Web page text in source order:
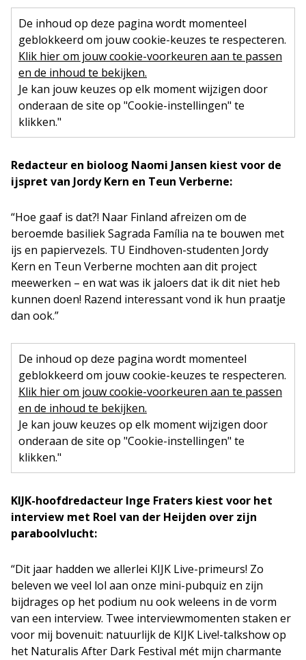
De inhoud op deze pagina wordt momenteel
geblokkeerd om jouw cookie-keuzes te respecteren.
Klik hier om jouw cookie-voorkeuren aan te passen
en de inhoud te bekijken.
Je kan jouw keuzes op elk moment wijzigen door
onderaan de site op "Cookie-instellingen" te
klikken."
Redacteur en bioloog Naomi Jansen kiest voor de
ijspret van Jordy Kern en Teun Verberne:
“Hoe gaaf is dat?! Naar Finland afreizen om de
beroemde basiliek Sagrada Família na te bouwen met
ijs en papiervezels. TU Eindhoven-studenten Jordy
Kern en Teun Verberne mochten aan dit project
meewerken – en wat was ik jaloers dat ik dit niet heb
kunnen doen! Razend interessant vond ik hun praatje
dan ook.”
De inhoud op deze pagina wordt momenteel
geblokkeerd om jouw cookie-keuzes te respecteren.
Klik hier om jouw cookie-voorkeuren aan te passen
en de inhoud te bekijken.
Je kan jouw keuzes op elk moment wijzigen door
onderaan de site op "Cookie-instellingen" te
klikken."
KIJK-hoofdredacteur Inge Fraters kiest voor het
interview met Roel van der Heijden over zijn
paraboolvlucht:
“Dit jaar hadden we allerlei KIJK Live-primeurs! Zo
beleven we veel lol aan onze mini-pubquiz en zijn
bijdrages op het podium nu ook weleens in de vorm
van een interview. Twee interviewmomenten staken er
voor mij bovenuit: natuurlijk de KIJK Live!-talkshow op
het Naturalis After Dark Festival mét mijn charmante